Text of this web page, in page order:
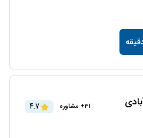
31+ مشاوره 4.7